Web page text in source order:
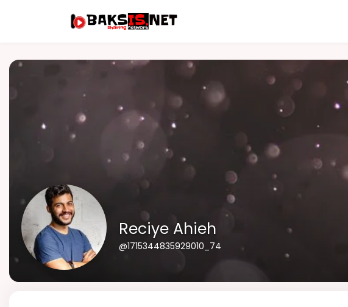
Reciye Ahieh
@1715344835929010_74